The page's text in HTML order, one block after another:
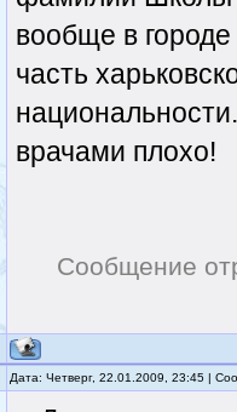
вообще в
часть
врачами плохо!
Сообщение
Дата: Четверг, 22.01.2009, 23:45 |